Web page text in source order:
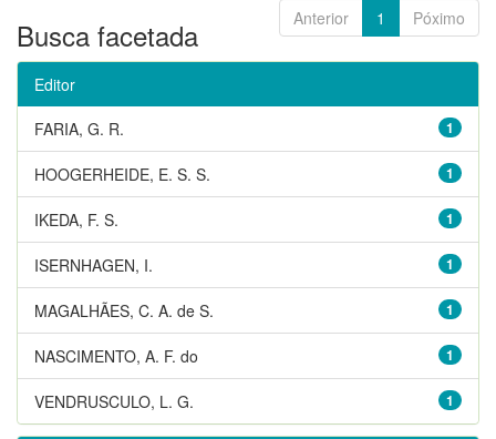
Anterior 1 Póximo
Busca facetada
Editor
1
FARIA, G. R.
1
HOOGERHEIDE, E. S. S.
1
IKEDA, F. S.
1
ISERNHAGEN, I.
1
MAGALHÃES, C. A. de S.
1
NASCIMENTO, A. F. do
1
VENDRUSCULO, L. G.